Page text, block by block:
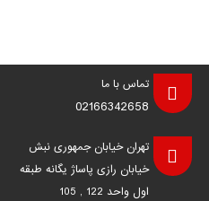
تماس با ما
02166342658
تهران خیابان جمهوری نبش
خیابان رازی پاساژ یگانه طبقه
اول واحد 122 , 105